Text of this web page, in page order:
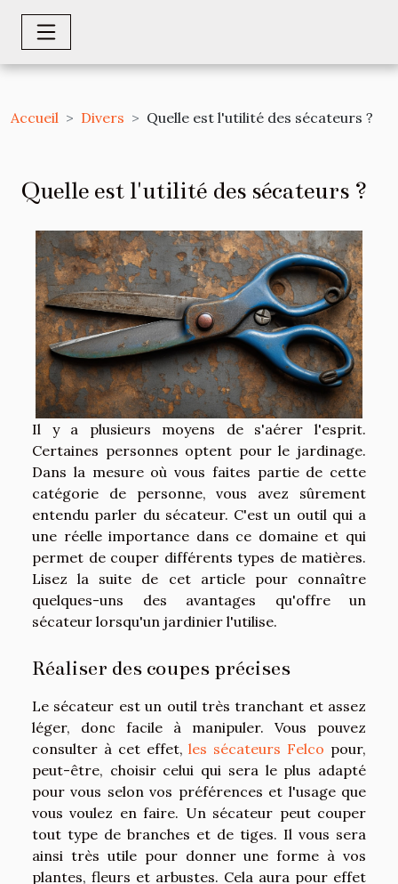
Accueil Divers Quelle est l'utilité des sécateurs ?
Quelle est l'utilité des sécateurs ?
Il y a plusieurs moyens de s'aérer l'esprit.
Certaines personnes optent pour le jardinage.
Dans la mesure où vous faites partie de cette
catégorie de personne, vous avez sûrement
entendu parler du sécateur. C'est un outil qui a
une réelle importance dans ce domaine et qui
permet de couper différents types de matières.
Lisez la suite de cet article pour connaître
quelques-uns des avantages qu'offre un
sécateur lorsqu'un jardinier l'utilise.
Réaliser des coupes précises
Le sécateur est un outil très tranchant et assez
léger, donc facile à manipuler. Vous pouvez
consulter à cet effet,les sécateurs Felco pour,
peut-être, choisir celui qui sera le plus adapté
pour vous selon vos préférences et l'usage que
vous voulez en faire. Un sécateur peut couper
tout type de branches et de tiges. Il vous sera
ainsi très utile pour donner une forme à vos
plantes, fleurs et arbustes. Cela aura pour effet